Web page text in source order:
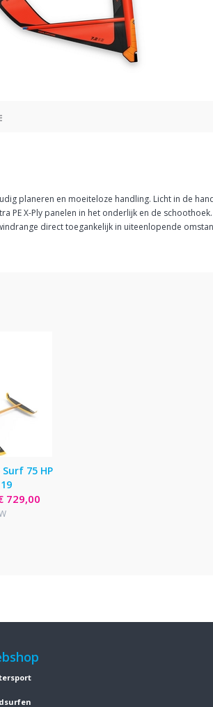
planeren en moeiteloze handling. Licht in de
PE X-Ply panelen in het onderlijk en de
direct toegankelijk in uiteenlopende
75 HP
729,00